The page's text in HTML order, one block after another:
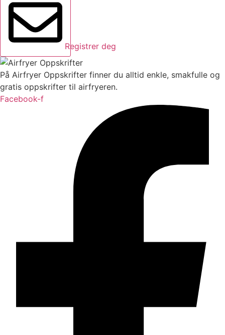
Registrer deg
På Airfryer Oppskrifter finner du alltid enkle, smakfulle og
gratis oppskrifter til airfryeren.
Facebook-f